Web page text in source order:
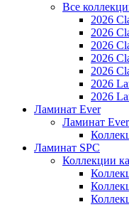
Все
2026
2026
2026
2026
2026
2026
2026
Ламинат Ever
Ламинат
Ламинат SPC
Коллекции